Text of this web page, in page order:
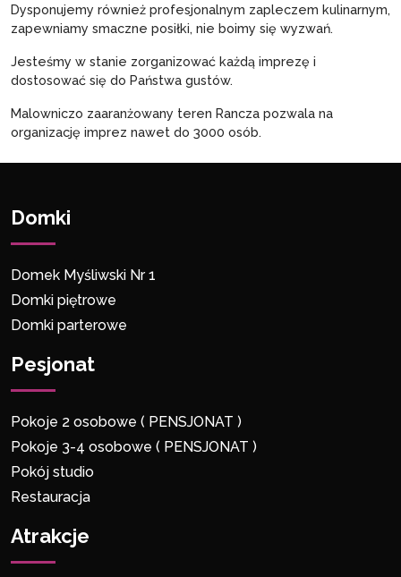
Dysponujemy również profesjonalnym zapleczem kulinarnym,
zapewniamy smaczne posiłki, nie boimy się wyzwań.
Jesteśmy w stanie zorganizować każdą imprezę i
dostosować się do Państwa gustów.
Malowniczo zaaranżowany teren Rancza pozwala na
organizację imprez nawet do 3000 osób.
Domki
Domek Myśliwski Nr 1
Domki piętrowe
Domki parterowe
Pesjonat
Pokoje 2 osobowe ( PENSJONAT )
Pokoje 3-4 osobowe ( PENSJONAT )
Pokój studio
Restauracja
Atrakcje